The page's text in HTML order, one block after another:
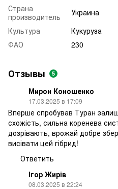
Страна
производитель
Украина
Культура
Кукуруза
ФАО
230
Отзывы 5
Мирон Коношенко
17.03.2025 в 17:09
Вперше спробував Туран
схожість, сильна коренева
дозрівають, врожай добре
висівати цей гібрид!
Ответить
Ігор Жирів
08.03.2025 в 22:24